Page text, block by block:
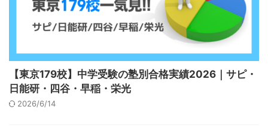
【東京179校】中学受験の塾別合格実績2026｜サピ・
日能研・四谷・早稲・栄光
2026/6/14